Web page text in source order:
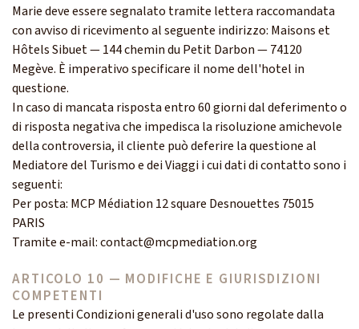
Marie deve essere segnalato tramite lettera raccomandata
con avviso di ricevimento al seguente indirizzo: Maisons et
Hôtels Sibuet — 144 chemin du Petit Darbon — 74120
Megève. È imperativo specificare il nome dell'hotel in
questione.
In caso di mancata risposta entro 60 giorni dal deferimento o
di risposta negativa che impedisca la risoluzione amichevole
della controversia, il cliente può deferire la questione al
Mediatore del Turismo e dei Viaggi i cui dati di contatto sono i
seguenti:
Per posta: MCP Médiation 12 square Desnouettes 75015
PARIS
Tramite e-mail: contact@mcpmediation.org
ARTICOLO 10 — MODIFICHE E GIURISDIZIONI
COMPETENTI
Le presenti Condizioni generali d'uso sono regolate dalla